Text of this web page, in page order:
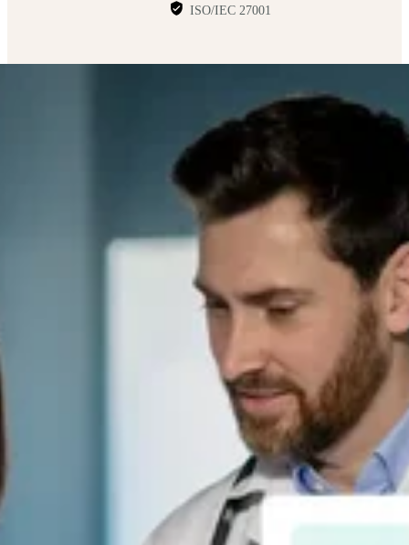
ISO/IEC 27001